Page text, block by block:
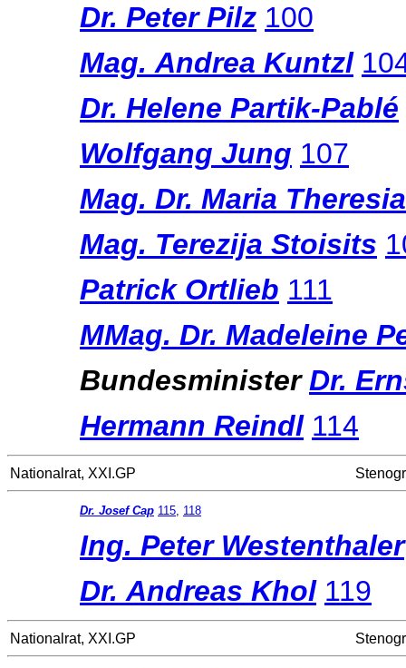
Dr. Peter Pilz 100
Mag. Andrea Kuntzl
Dr. Helene Partik-Pablé
Wolfgang Jung 107
Mag. Dr. Maria
Mag. Terezija Stoisits
Patrick Ortlieb 111
MMag. Dr. Madeleine
BundesministerDr.
Hermann Reindl 114
Nationalrat, XXI.GP
Dr. Josef Cap 115, 118
Ing. Peter Westenthaler
Dr. Andreas Khol 119
Nationalrat, XXI.GP